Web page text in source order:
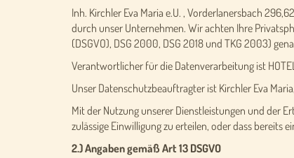
Inh. Kirchler Eva Maria e.U. , Vorderlanersbach
durch unser Unternehmen. Wir achten Ihre
(DSGVO), DSG 2000, DSG 2018 und TKG 2003)
Verantwortlicher für die Datenverarbeitung ist
Unser Datenschutzbeauftragter ist Kirchler Eva
Mit der Nutzung unserer Dienstleistungen und der
zulässige Einwilligung zu erteilen, oder dass bereits
2.) Angaben gemäß Art 13 DSGVO